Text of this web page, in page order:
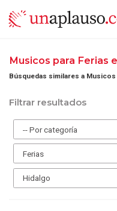
Musicos para Ferias
Búsquedas similares a
Filtrar resultados